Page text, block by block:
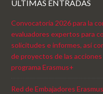
ÚLTIMAS ENTRADAS
Convocatoria 2026 para la
evaluadores expertos para
solicitudes e informes, así
de proyectos de las
programa Erasmus+
Red de Embajadores